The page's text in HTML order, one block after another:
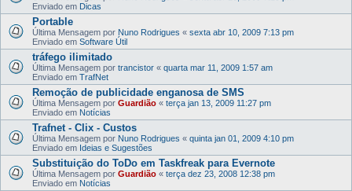
Enviado em Dicas
Portable
Última Mensagem por Nuno Rodrigues « sexta abr 10, 2009 7:13 pm
Enviado em Software Útil
tráfego ilimitado
Última Mensagem por trancistor « quarta mar 11, 2009 1:57 am
Enviado em TrafNet
Remoção de publicidade enganosa de SMS
Última Mensagem por Guardião « terça jan 13, 2009 11:27 pm
Enviado em Notícias
Trafnet - Clix - Custos
Última Mensagem por Nuno Rodrigues « quinta jan 01, 2009 4:10 pm
Enviado em Ideias e Sugestões
Substituição do ToDo em Taskfreak para Evernote
Última Mensagem por Guardião « terça dez 23, 2008 12:38 pm
Enviado em Notícias